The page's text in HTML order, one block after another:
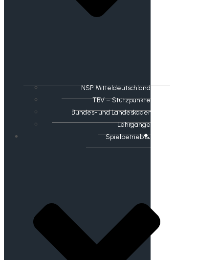
NSP Mitteldeutschland
TBV – Stützpunkte
Bundes- und Landeskader
Lehrgänge
Spielbetrieb🏸